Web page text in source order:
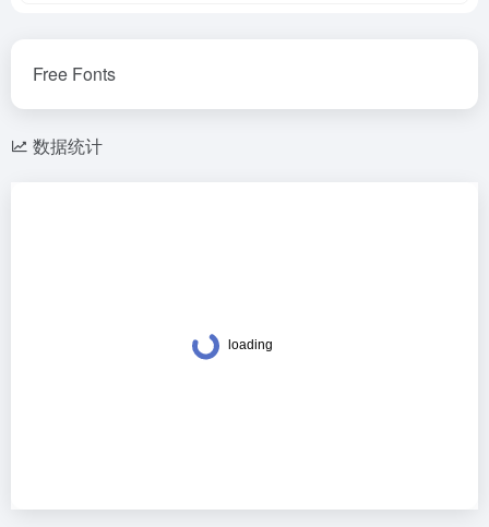
Free Fonts
数据统计